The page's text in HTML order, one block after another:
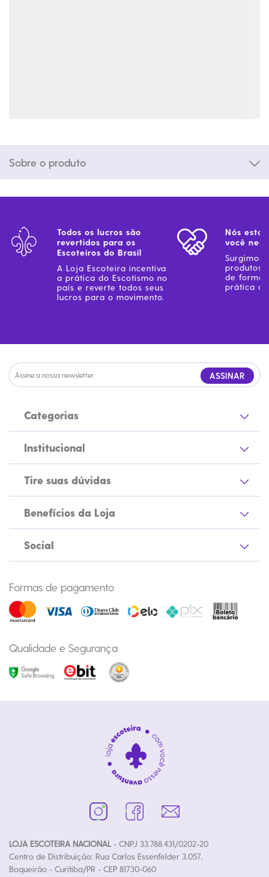
Sobre o produto
Todos os lucros são
revertidos para os
Escoteiros do Brasil
A Loja Escoteira incentiva
a prática do Escotismo no
país e reverte todos seus
lucros para o movimento.
Nós
você
Surgimos
produtos
de forma
prática
ASSINAR
Categorias
Institucional
Tire suas dúvidas
Benefícios da Loja
Social
Formas de pagamento
Qualidade e Segurança
LOJA ESCOTEIRA NACIONAL- CNPJ 33.788.431/0202-20
Centro de Distribuição: Rua Carlos Essenfelder 3.057,
Boqueirão - Curitiba/PR - CEP 81730-060